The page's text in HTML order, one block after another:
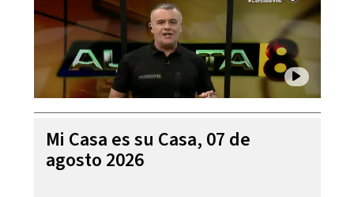
Mi Casa es su Casa, 07 de
agosto 2026